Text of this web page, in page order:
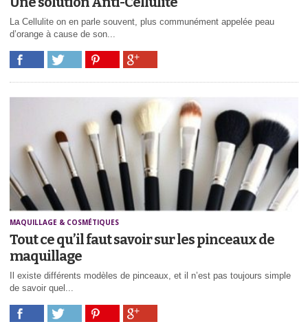
La Cellulite on en parle souvent, plus communément appelée peau
d’orange à cause de son...
MAQUILLAGE & COSMÉTIQUES
Tout ce qu’il faut savoir sur les pinceaux de
maquillage
Il existe différents modèles de pinceaux, et il n’est pas toujours simple
de savoir quel...